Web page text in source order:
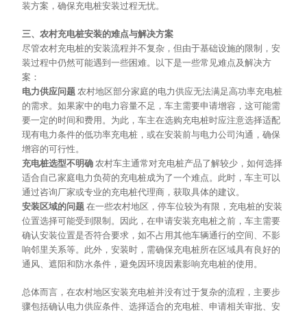
装方案，确保充电桩安装过程无忧。
三、农村充电桩安装的难点与解决方案
尽管农村充电桩的安装流程并不复杂，但由于基础设施的限制，安
装过程中仍然可能遇到一些困难。以下是一些常见难点及解决方
案：
电力供应问题 农村地区部分家庭的电力供应无法满足高功率充电桩
的需求。如果家中的电力容量不足，车主需要申请增容，这可能需
要一定的时间和费用。为此，车主在选购充电桩时应注意选择适配
现有电力条件的低功率充电桩，或在安装前与电力公司沟通，确保
增容的可行性。
充电桩选型不明确 农村车主通常对充电桩产品了解较少，如何选择
适合自己家庭电力负荷的充电桩成为了一个难点。此时，车主可以
通过咨询厂家或专业的充电桩代理商，获取具体的建议。
安装区域的问题 在一些农村地区，停车位较为有限，充电桩的安装
位置选择可能受到限制。因此，在申请安装充电桩之前，车主需要
确认安装位置是否符合要求，如不占用其他车辆通行的空间、不影
响邻里关系等。此外，安装时，需确保充电桩所在区域具有良好的
通风、遮阳和防水条件，避免因环境因素影响充电桩的使用。
总体而言，在农村地区安装充电桩并没有过于复杂的流程，主要步
骤包括确认电力供应条件、选择适合的充电桩、申请相关审批、安